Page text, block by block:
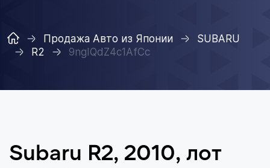
Продажа Авто из Японии
SUBARU
R2
9ngIQdZ4c1AfCc
Subaru R2, 2010, лот